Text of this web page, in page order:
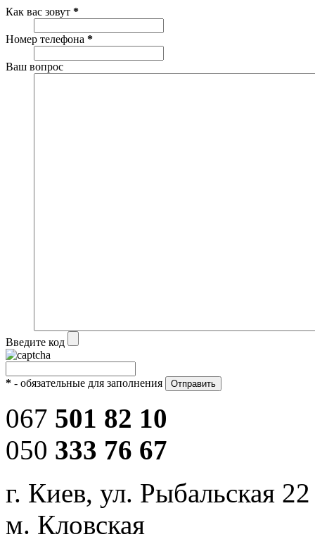
Как вас зовут *
Номер телефона *
Ваш вопрос
Введите код
* - обязательные для заполнения
067 501 82 10
050 333 76 67
г. Киев, ул. Рыбальская 22
м. Кловская